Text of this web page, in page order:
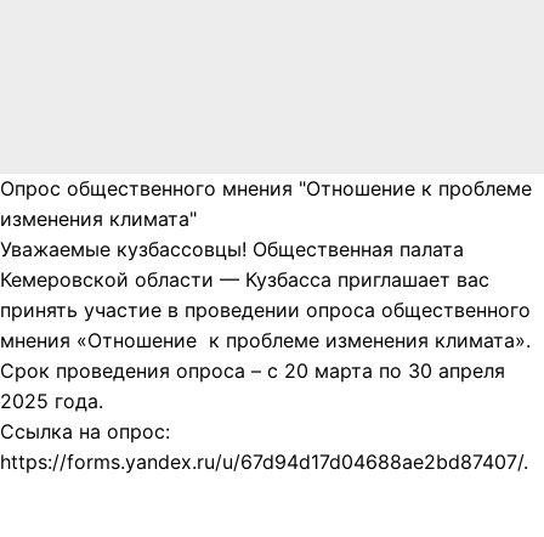
Опрос общественного мнения "Отношение к проблеме
изменения климата"
Уважаемые кузбассовцы! Общественная палата
Кемеровской области — Кузбасса приглашает вас
принять участие в проведении опроса общественного
мнения «Отношение к проблеме изменения климата».
Срок проведения опроса – с 20 марта по 30 апреля
2025 года.
Ссылка на опрос:
https://forms.yandex.ru/u/67d94d17d04688ae2bd87407/.